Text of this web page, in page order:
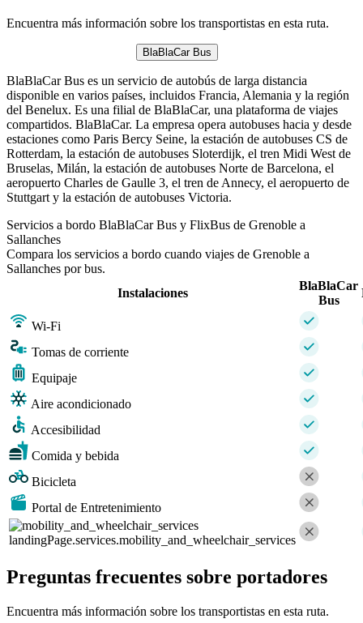
Encuentra más información sobre los transportistas en esta ruta.
BlaBlaCar Bus
BlaBlaCar Bus es un servicio de autobús de larga distancia
disponible en varios países, incluidos Francia, Alemania y la región
del Benelux. Es una filial de BlaBlaCar, una plataforma de viajes
compartidos. BlaBlaCar. La empresa opera autobuses hacia y desde
estaciones como Paris Bercy Seine, la estación de autobuses CS de
Rotterdam, la estación de autobuses Sloterdijk, el tren Midi West de
Bruselas, Milán, la estación de autobuses Norte de Barcelona, ​​el
aeropuerto Charles de Gaulle 3, el tren de Annecy, el aeropuerto de
Stuttgart y la estación de autobuses Victoria.
Servicios a bordo BlaBlaCar Bus y FlixBus de Grenoble a
Sallanches
Compara los servicios a bordo cuando viajes de Grenoble a
Sallanches por bus.
Instalaciones
BlaBlaCar
Bus
Wi-Fi
Tomas de corriente
Equipaje
Aire acondicionado
Accesibilidad
Comida y bebida
Bicicleta
Portal de Entretenimiento
landingPage.services.mobility_and_wheelchair_services
Preguntas frecuentes sobre portadores
Encuentra más información sobre los transportistas en esta ruta.